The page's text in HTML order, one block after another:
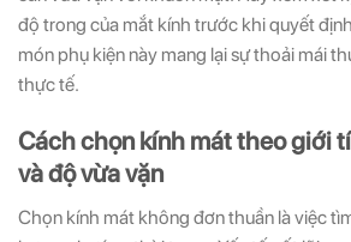
độ trong của mắt kính trước khi quyết
món phụ kiện này mang lại sự thoải mái
thực tế.
Cách chọn kính mát theo giới
và độ vừa vặn
Chọn kính mát không đơn thuần là việc